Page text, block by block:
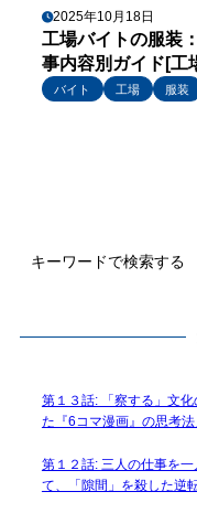
2025年10月18日
工場バイトの服装
事内容別ガイド[工
バイト 工場
服装
第１３話: 「察する」文
た『6コマ漫画』の思考
第１２話: 三人の仕事を
て、「隙間」を殺した逆